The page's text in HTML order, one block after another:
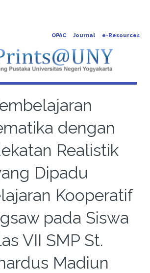
OPAC Journal e-Resources
dengan
Realistik
Dipadu
Kooperatif
pada Siswa
VII SMP St.
Madiun